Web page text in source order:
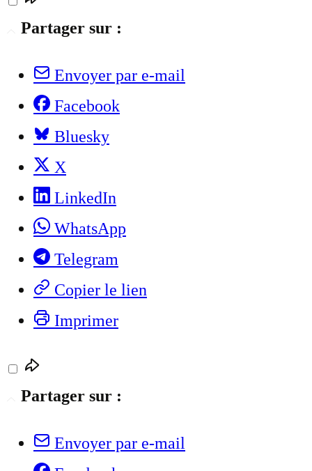
Partager sur :
Envoyer par e-mail
Facebook
Bluesky
X
LinkedIn
WhatsApp
Telegram
Copier le lien
Imprimer
Partager sur :
Envoyer par e-mail